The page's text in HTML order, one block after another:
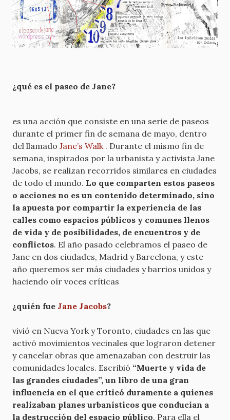
¿qué es el paseo de Jane?
es una acción que consiste en una serie de paseos
durante el primer fin de semana de mayo, dentro
del llamado Jane’s Walk . Durante el mismo fin de
semana, inspirados por la urbanista y activista Jane
Jacobs, se realizan recorridos similares en ciudades
de todo el mundo. Lo que comparten estos paseos
o acciones no es un contenido determinado, sino
la apuesta por compartir la experiencia de las
calles como espacios públicos y comunes llenos
de vida y de posibilidades, de encuentros y de
conflictos. El año pasado celebramos el paseo de
Jane en dos ciudades, Madrid y Barcelona, y este
año queremos ser más ciudades y barrios unidos y
haciendo oír voces críticas
¿quién fue Jane Jacobs?
vivió en Nueva York y Toronto, ciudades en las que
activó movimientos vecinales que lograron detener
y cancelar obras que amenazaban con destruir las
comunidades locales. Escribió “Muerte y vida de
las grandes ciudades”, un libro de una gran
influencia en el que criticó duramente a quienes
realizaban planes urbanísticos que conducían a
la destrucción del espacio público. Para ella el